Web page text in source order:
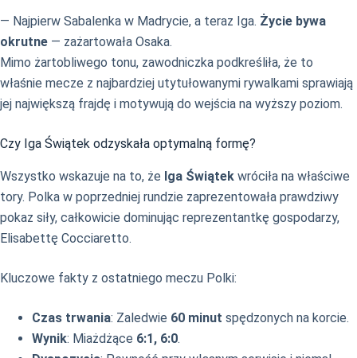
— Najpierw Sabalenka w Madrycie, a teraz Iga. Życie bywa
okrutne — zażartowała Osaka.
Mimo żartobliwego tonu, zawodniczka podkreśliła, że to
właśnie mecze z najbardziej utytułowanymi rywalkami sprawiają
jej największą frajdę i motywują do wejścia na wyższy poziom.
Czy Iga Świątek odzyskała optymalną formę?
Wszystko wskazuje na to, że Iga Świątek wróciła na właściwe
tory. Polka w poprzedniej rundzie zaprezentowała prawdziwy
pokaz siły, całkowicie dominując reprezentantkę gospodarzy,
Elisabettę Cocciaretto.
Kluczowe fakty z ostatniego meczu Polki:
Czas trwania: Zaledwie 60 minut spędzonych na korcie.
Wynik: Miażdżące 6:1, 6:0.